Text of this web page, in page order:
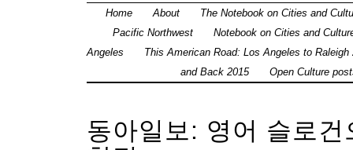
Home
About
The Notebook on Cities and
Pacific Northwest
Notebook on Cities and
Angeles
This American Road: Los Angeles to Raleigh
and Back 2015
Open Culture
동아일보: 영어 슬로